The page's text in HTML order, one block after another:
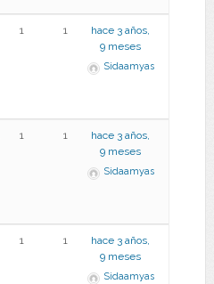
1 1
hace 3 años,
9 meses
Sidaamyas
1 1
hace 3 años,
9 meses
Sidaamyas
1 1
hace 3 años,
9 meses
Sidaamyas